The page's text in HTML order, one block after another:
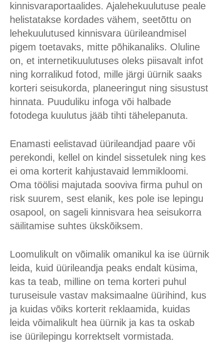
kinnisvaraportaalides. Ajalehekuulutuse peale
helistatakse kordades vähem, seetõttu on
lehekuulutused kinnisvara üürileandmisel
pigem toetavaks, mitte põhikanaliks. Oluline
on, et internetikuulutuses oleks piisavalt infot
ning korralikud fotod, mille järgi üürnik saaks
korteri seisukorda, planeeringut ning sisustust
hinnata. Puuduliku infoga või halbade
fotodega kuulutus jääb tihti tähelepanuta.
Enamasti eelistavad üürileandjad paare või
perekondi, kellel on kindel sissetulek ning kes
ei oma korterit kahjustavaid lemmikloomi.
Oma töölisi majutada sooviva firma puhul on
risk suurem, sest elanik, kes pole ise lepingu
osapool, on sageli kinnisvara hea seisukorra
säilitamise suhtes ükskõiksem.
Loomulikult on võimalik omanikul ka ise üürnik
leida, kuid üürileandja peaks endalt küsima,
kas ta teab, milline on tema korteri puhul
turuseisule vastav maksimaalne üürihind, kus
ja kuidas võiks korterit reklaamida, kuidas
leida võimalikult hea üürnik ja kas ta oskab
ise üürilepingu korrektselt vormistada.